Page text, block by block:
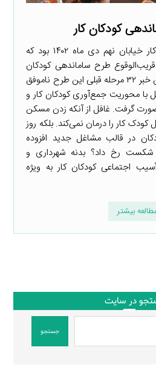
کودکان کار
طرح ساماندهی کودکان کار خیابان نهم دی ماه ۱۴۰۲ بود که
طرح ساماندهی کودکان
کار خیابانی خبر داد. در این خبر ۳۲ مرحله قبلی این طرح ناموفق
با محوریت جمع‌آوری کودکان کار و
گرفت. غافل از آنکه زدن مسکن
کار را درمان نمی‌کند. بلکه روز
در قالب مشاغل جدید افزوده
اما چرا ۳۲ بار شکست رخ داد؟ بدنه شهرداری و
اجتماعی کودکان کار به ویژه
بیشتر
در سایت
جستجو